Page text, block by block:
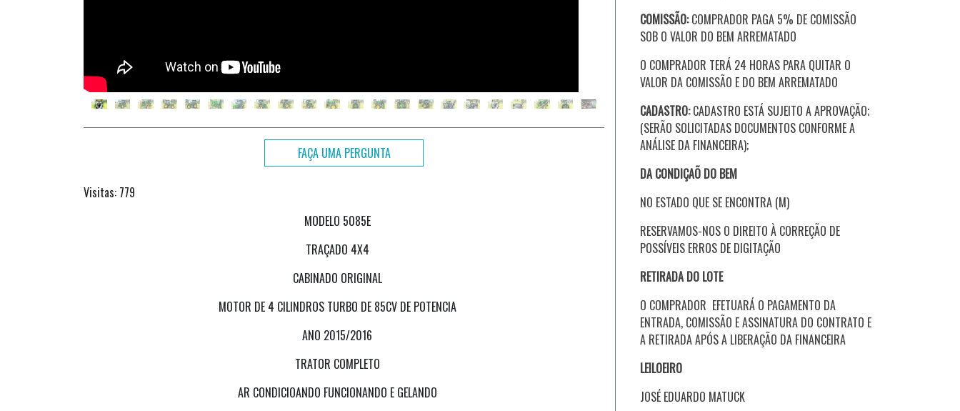
FAÇA UMA PERGUNTA
Visitas: 779
MODELO 5085E
TRAÇADO 4X4
CABINADO ORIGINAL
MOTOR DE 4 CILINDROS TURBO DE 85CV DE POTENCIA
ANO 2015/2016
TRATOR COMPLETO
AR CONDICIOANDO FUNCIONANDO E GELANDO
COMISSÃO:COMPRADOR PAGA 5% DE COMISSÃO
SOB O VALOR DO BEM ARREMATADO
O COMPRADOR TERÁ 24 HORAS PARA QUITAR O
VALOR DA COMISSÃO E DO BEM ARREMATADO
CADASTRO:CADASTRO ESTÁ SUJEITO A APROVAÇÃO;
(SERÃO SOLICITADAS DOCUMENTOS CONFORME A
ANÁLISE DA FINANCEIRA);
DA CONDIÇAÕ DO BEM
NO ESTADO QUE SE ENCONTRA (M)
RESERVAMOS-NOS O DIREITO À CORREÇÃO DE
POSSÍVEIS ERROS DE DIGITAÇÃO
RETIRADA DO LOTE
O COMPRADOR EFETUARÁ O PAGAMENTO DA
ENTRADA, COMISSÃO E ASSINATURA DO CONTRATO E
A RETIRADA APÓS A LIBERAÇÃO DA FINANCEIRA
LEILOEIRO
JOSÉ EDUARDO MATUCK